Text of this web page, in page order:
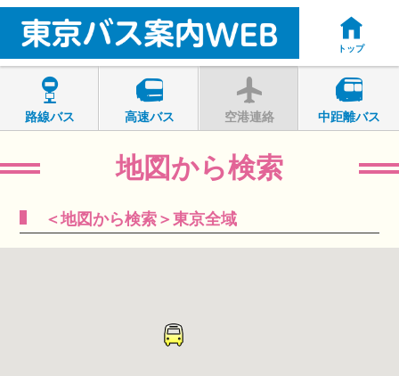
トップ
路線バス 高速バス 空港連絡 中距離バス
地図から検索
＜地図から検索＞東京全域